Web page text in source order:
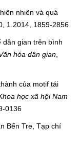
nhiên và quá
1.2014, 1859-2856
dân gian trên bình
hóa dân gian,
của motif tái
học xã hội Nam
0136
Bến Tre, Tạp chí